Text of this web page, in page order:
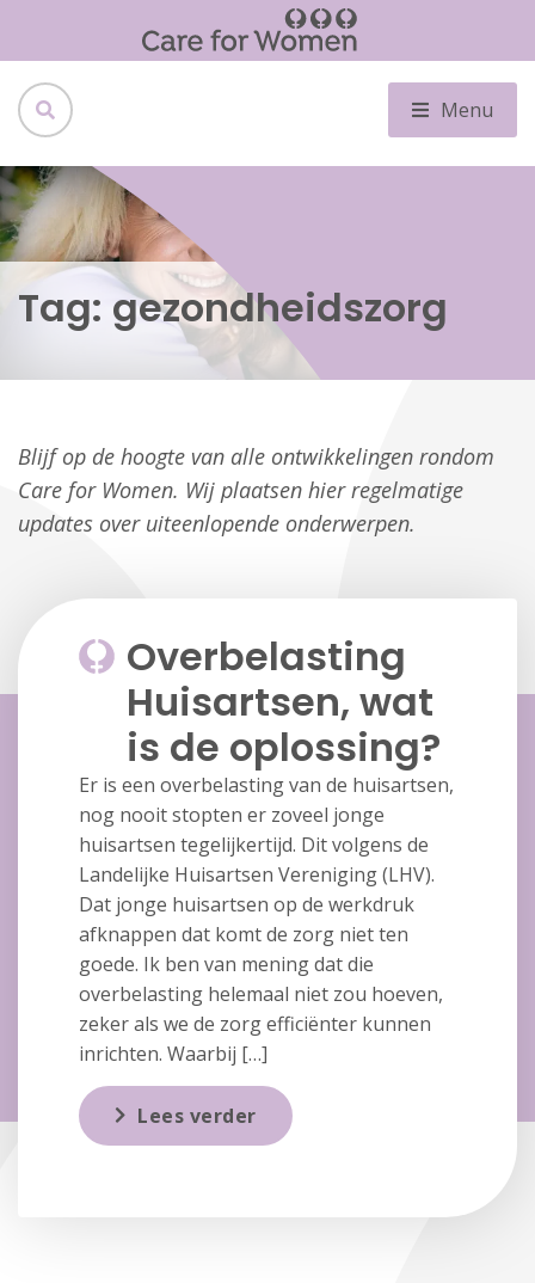
Menu
Tag: gezondheidszorg
Blijf op de hoogte van alle ontwikkelingen rondom
Care for Women. Wij plaatsen hier regelmatige
updates over uiteenlopende onderwerpen.
Overbelasting
Huisartsen, wat
is de oplossing?
Er is een overbelasting van de huisartsen,
nog nooit stopten er zoveel jonge
huisartsen tegelijkertijd. Dit volgens de
Landelijke Huisartsen Vereniging (LHV).
Dat jonge huisartsen op de werkdruk
afknappen dat komt de zorg niet ten
goede. Ik ben van mening dat die
overbelasting helemaal niet zou hoeven,
zeker als we de zorg efficiënter kunnen
inrichten. Waarbij […]
Lees verder